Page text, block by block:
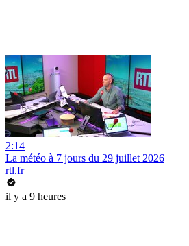
2:14
La météo à 7 jours du 29 juillet 2026
rtl.fr
il y a 9 heures